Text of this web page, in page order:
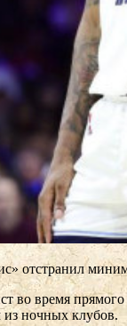
отстранил
во время
из ночных клубов.